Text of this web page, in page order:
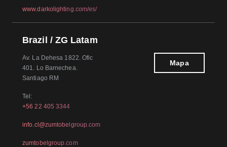
www.darkolighting.com/es/
Brazil / ZG Latam
Av. La Dehesa 1822. Ofic
401. Lo Barnechea.
Santiago RM
Mapa
Tel:
+56 22 405 3344
info.cl@zumtobelgroup.com
zumtobelgroup.com